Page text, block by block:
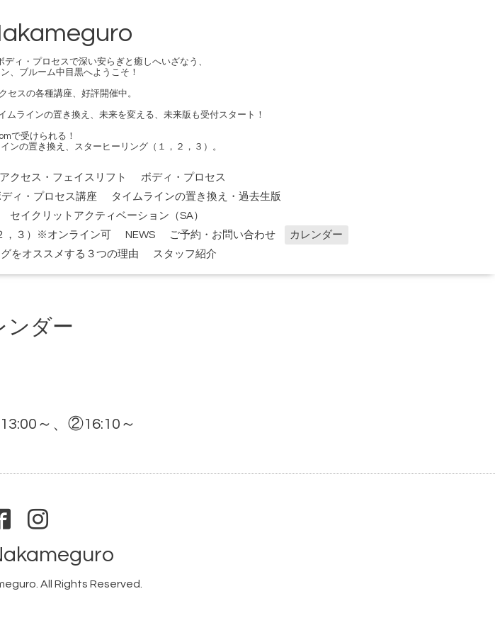
ィ・プロセスで深い安らぎと癒しへいざなう、
、ブルーム中目黒へようこそ！
セスの各種講座、好評開催中。
ラインの置き換え、未来を変える、未来版も受付スタート！
で受けられる！
ンの置き換え、スターヒーリング（１，２，３）。
アクセス・フェイスリフト
ボディ・プロセス
ィ・プロセス講座
タイムラインの置き換え・過去生版
セイクリットアクティベーション（SA）
，３）※オンライン可
NEWS ご予約・お問い合わせ
カレンダー
をオススメする３つの理由 スタッフ紹介
ンダー
～、②16:10～
. All Rights Reserved.